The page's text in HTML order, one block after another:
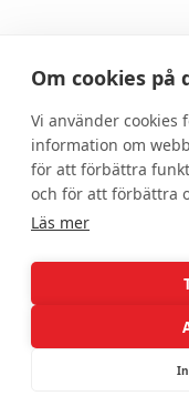
1 2 3 4
Visar 73 - 82 av 82
Om cookies på
Vi använder cookies
information om
för att förbättra
och för att förbättra
Läs mer